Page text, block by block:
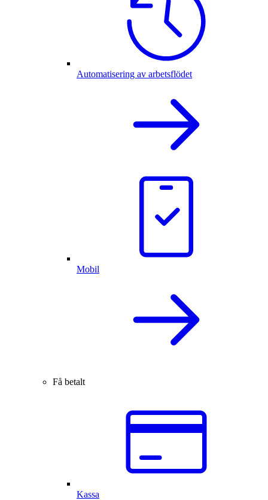
Automatisering av arbetsflödet
Mobil
Få betalt
Kassa